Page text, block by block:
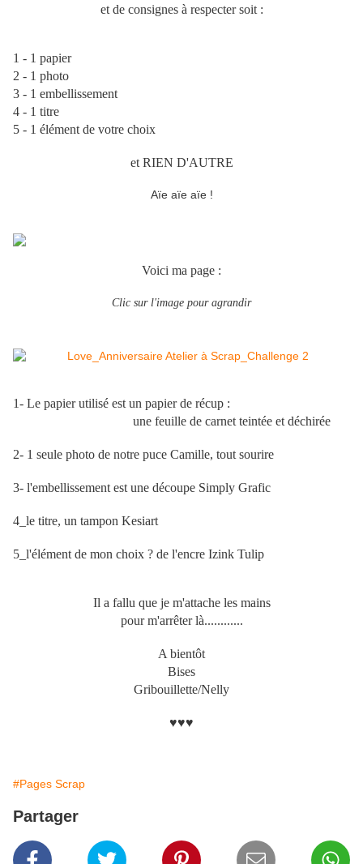
et de consignes à respecter soit :
1 - 1 papier
2 - 1 photo
3 - 1 embellissement
4 - 1 titre
5 - 1 élément de votre choix
et RIEN D'AUTRE
Aïe aïe aïe !
Voici ma page :
Clic sur l'image pour agrandir
1- Le papier utilisé est un papier de récup :
une feuille de carnet teintée et déchirée
2- 1 seule photo de notre puce Camille, tout sourire
3- l'embellissement est une découpe Simply Grafic
4_le titre, un tampon Kesiart
5_l'élément de mon choix ? de l'encre Izink Tulip
Il a fallu que je m'attache les mains
pour m'arrêter là............
A bientôt
Bises
Gribouillette/Nelly
♥♥♥
#Pages Scrap
Partager